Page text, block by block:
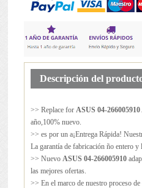
Descripción del
>> Replace for ASUS 04-266005910
año,100% nuevo.
>> es por un a¡Entrega Rápida!
La garantía de fabricación ño entero
>> Nuevo ASUS 04-266005910
las mejores ofertas.
>> En el marco de nuestro proceso